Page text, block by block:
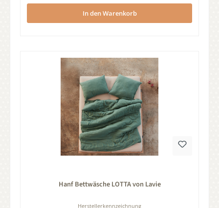
In den Warenkorb
Hanf Bettwäsche LOTTA von Lavie
Herstellerkennzeichnung